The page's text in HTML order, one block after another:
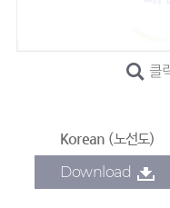
클
Korean (노선도)
Download